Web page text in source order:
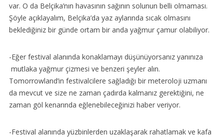
var. O da Belçika’nın havasının sağının solunun belli olmaması.
Şöyle açıklayalım, Belçika’da yaz aylarında sıcak olmasını
beklediğiniz bir günde ortam bir anda yağmur çamur olabiliyor.
-Eğer festival alanında konaklamayı düşünüyorsanız yanınıza
mutlaka yağmur çizmesi ve benzeri şeyler alın.
Tomorrowland’in festivalcilere sağladığı bir meteroloji uzmanı
da mevcut ve size ne zaman çadırda kalmanız gerektiğini, ne
zaman göl kenarında eğlenebileceğinizi haber veriyor.
-Festival alanında yüzbinlerden uzaklaşarak rahatlamak ve kafa